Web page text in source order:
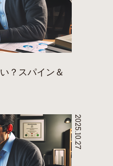
？スパイン＆
2025.10.27